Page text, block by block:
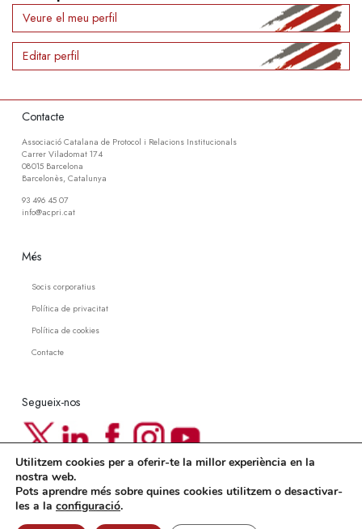
Veure el meu perfil
Editar perfil
Contacte
Associació Catalana de Protocol i Relacions Institucionals
Carrer Viladomat 174
08015 Barcelona
Barcelonès, Catalunya
93 496 45 07
info@acpri.cat
Més
Socis corporatius
Política de privacitat
Política de cookies
Contacte
Segueix-nos
Newsletter ACPRI
Subscriu-te a la nostra newsletter
Utilitzem cookies per a oferir-te la millor experiència en la
nostra web.
Pots aprendre més sobre quines cookies utilitzem o desactivar-
les a la configuració.